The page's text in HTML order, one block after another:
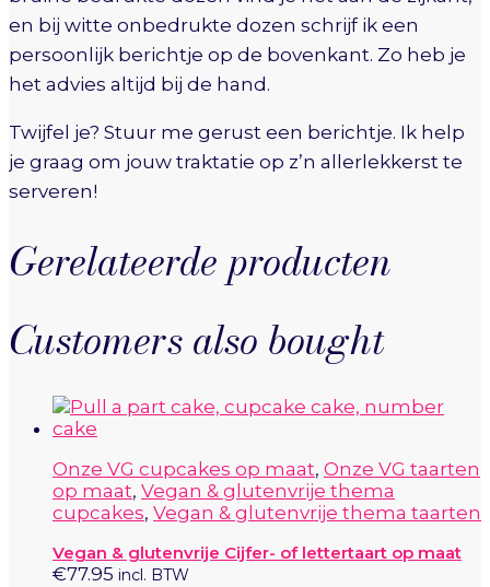
en bij witte onbedrukte dozen schrijf ik een
persoonlijk berichtje op de bovenkant. Zo heb je
het advies altijd bij de hand.
Twijfel je? Stuur me gerust een berichtje. Ik help
je graag om jouw traktatie op z’n allerlekkerst te
serveren!
Gerelateerde producten
Customers also bought
Onze VG cupcakes op maat, Onze VG taarten
op maat, Vegan & glutenvrije thema
cupcakes, Vegan & glutenvrije thema taarten
Vegan & glutenvrije Cijfer- of lettertaart op maat
€77.95 incl. BTW